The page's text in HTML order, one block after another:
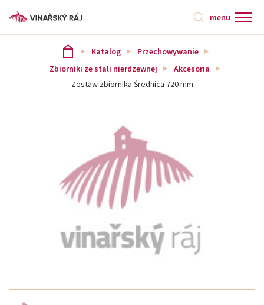
menu
Katalog
Przechowywanie
Zbiorniki ze stali nierdzewnej
Akcesoria
Zestaw zbiornika Średnica 720 mm